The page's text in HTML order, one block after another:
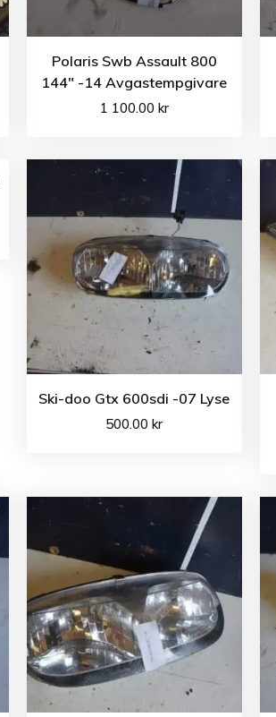
Polaris Swb Assault 800
144″ -14 Avgastempgivare
1 100.00 kr
Ski-doo Gtx 600sdi -07 Lyse
500.00kr